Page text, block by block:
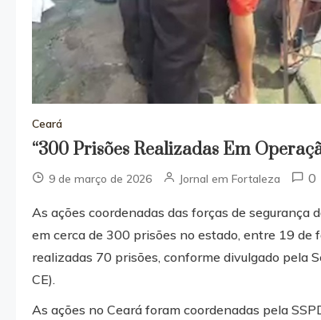
Ceará
“300 Prisões Realizadas Em
9 de março de 2026 Jornal em Fortaleza 0
As ações coordenadas das forças de
em cerca de 300 prisões no estado, entre 19
realizadas 70 prisões, conforme divulgado pela
CE).
As ações no Ceará foram coordenadas pela